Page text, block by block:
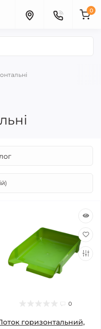
0
0
горизонтальний,